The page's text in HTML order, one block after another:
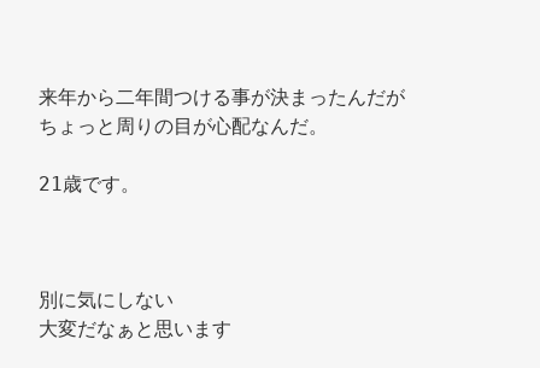
来年から二年間つける事が決まったんだが
ちょっと周りの目が心配なんだ。
21歳です。
別に気にしない
大変だなぁと思います